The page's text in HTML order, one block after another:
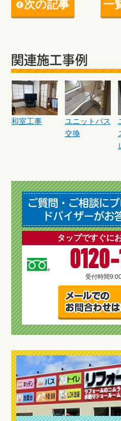
次の記事 一
関連施工事例
和室工事
ユニットバス
交換
ご質問・ご相談に
ドバイザーがお
タップですぐに
受付時間